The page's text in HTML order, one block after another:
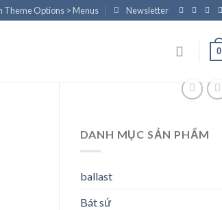
Theme Options > Menus Newsletter
0
DANH MỤC SẢN PHẨM
ballast
Bát sứ